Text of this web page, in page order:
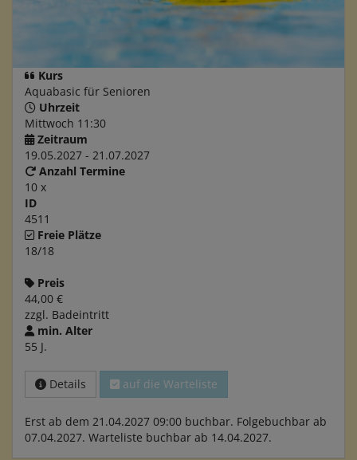
Kurs
Aquabasic für Senioren
Uhrzeit
Mittwoch 11:30
Zeitraum
19.05.2027 - 21.07.2027
Anzahl Termine
10 x
ID
4511
Freie Plätze
18/18
Preis
44,00 €
zzgl. Badeintritt
min. Alter
55 J.
Details auf die Warteliste
Erst ab dem 21.04.2027 09:00 buchbar. Folgebuchbar ab
07.04.2027. Warteliste buchbar ab 14.04.2027.